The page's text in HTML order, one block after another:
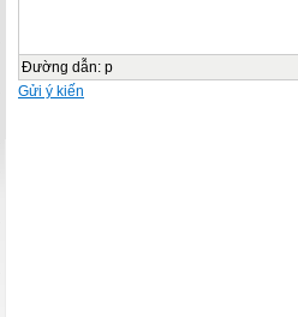
Đường dẫn: p
Gửi ý kiến